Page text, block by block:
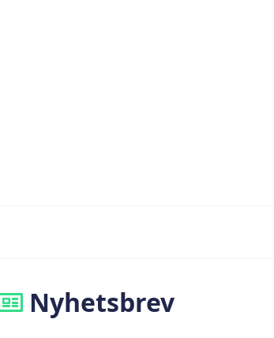
Nyhetsbrev